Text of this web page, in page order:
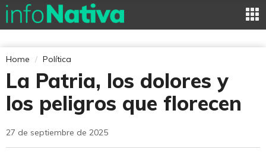
Home Política
La Patria, los dolores y
los peligros que florecen
27 de septiembre de 2025